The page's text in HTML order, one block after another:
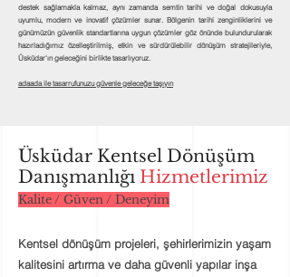
destek sağlamakla kalmaz, aynı zamanda semtin tarihi ve doğal dokusuyla
uyumlu, modern ve inovatif çözümler sunar. Bölgenin tarihi zenginliklerini ve
günümüzün güvenlik standartlarına uygun çözümler göz önünde bulundurularak
hazırladığımız özelleştirilmiş, etkin ve sürdürülebilir dönüşüm stratejileriyle,
Üsküdar'ın geleceğini birlikte tasarlıyoruz.
adaada ile tasarrufunuzu güvenle geleceğe taşıyın
Üsküdar Kentsel Dönüşüm
Danışmanlığı Hizmetlerimiz
Kalite / Güven / Deneyim
Kentsel dönüşüm projeleri, şehirlerimizin yaşam
kalitesini artırma ve daha güvenli yapılar inşa